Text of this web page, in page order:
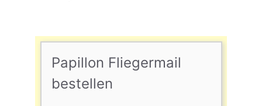
Papillon Fliegermail
bestellen